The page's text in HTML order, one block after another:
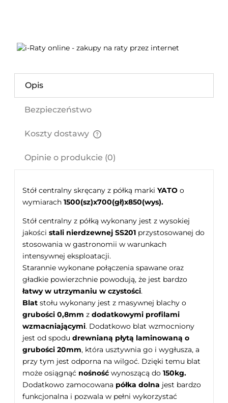
Opis
Bezpieczeństwo
Koszty dostawy
Opinie o produkcie (0)
Stół centralny skręcany z półką marki YATO o
wymiarach 1500(sz)x700(gł)x850(wys).
Stół centralny z półką wykonany jest z wysokiej
jakości stali nierdzewnej SS201 przystosowanej do
stosowania w gastronomii w warunkach
intensywnej eksploatacji.
Starannie wykonane połączenia spawane oraz
gładkie powierzchnie powodują, że jest bardzo
łatwy w utrzymaniu w czystości.
Blat stołu wykonany jest z masywnej blachy o
grubości 0,8mm z dodatkowymi profilami
wzmacniającymi. Dodatkowo blat wzmocniony
jest od spodu drewnianą płytą laminowaną o
grubości 20mm, która usztywnia go i wygłusza, a
przy tym jest odporna na wilgoć. Dzięki temu blat
może osiągnąć nośność wynoszącą do 150kg.
Dodatkowo zamocowana półka dolna jest bardzo
funkcjonalna i pozwala w pełni wykorzystać